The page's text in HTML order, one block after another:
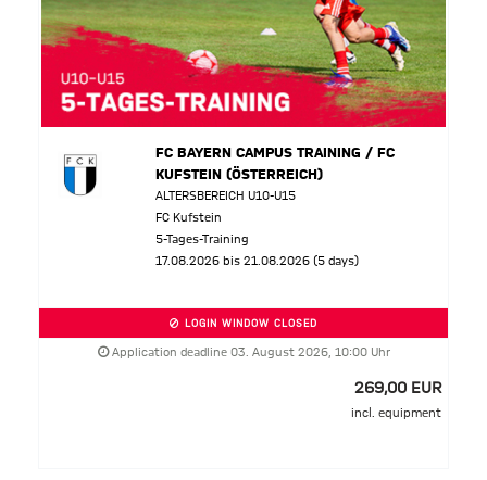
FC BAYERN CAMPUS TRAINING / FC
KUFSTEIN (ÖSTERREICH)
ALTERSBEREICH U10-U15
FC Kufstein
5-Tages-Training
17.08.2026 bis 21.08.2026 (5 days)
LOGIN WINDOW CLOSED
Application deadline 03. August 2026, 10:00 Uhr
269,00 EUR
incl. equipment